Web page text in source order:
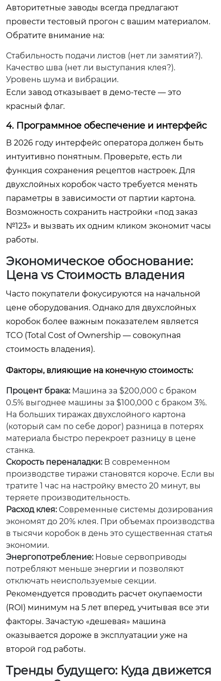
Авторитетные заводы всегда предлагают
провести тестовый прогон с вашим материалом.
Обратите внимание на:
Стабильность подачи листов (нет ли замятий?).
Качество шва (нет ли выступания клея?).
Уровень шума и вибрации.
Если завод отказывает в демо-тесте — это
красный флаг.
4. Программное обеспечение и интерфейс
В 2026 году интерфейс оператора должен быть
интуитивно понятным. Проверьте, есть ли
функция сохранения рецептов настроек. Для
двухслойных коробок часто требуется менять
параметры в зависимости от партии картона.
Возможность сохранить настройки «под заказ
№123» и вызвать их одним кликом экономит часы
работы.
Экономическое обоснование:
Цена vs Стоимость владения
Часто покупатели фокусируются на начальной
цене оборудования. Однако для двухслойных
коробок более важным показателем является
TCO (Total Cost of Ownership — совокупная
стоимость владения).
Факторы, влияющие на конечную стоимость:
Процент брака:Машина за $200,000 с браком
0.5% выгоднее машины за $100,000 с браком 3%.
На больших тиражах двухслойного картона
(который сам по себе дорог) разница в потерях
материала быстро перекроет разницу в цене
станка.
Скорость переналадки:В современном
производстве тиражи становятся короче. Если вы
тратите 1 час на настройку вместо 20 минут, вы
теряете производительность.
Расход клея:Современные системы дозирования
экономят до 20% клея. При объемах производства
в тысячи коробок в день это существенная статья
экономии.
Энергопотребление:Новые сервоприводы
потребляют меньше энергии и позволяют
отключать неиспользуемые секции.
Рекомендуется проводить расчет окупаемости
(ROI) минимум на 5 лет вперед, учитывая все эти
факторы. Зачастую «дешевая» машина
оказывается дороже в эксплуатации уже на
второй год работы.
Тренды будущего: Куда движется